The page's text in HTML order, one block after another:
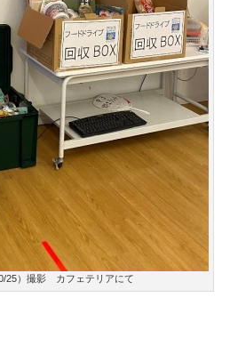
25）撮影 カフェテリアにて